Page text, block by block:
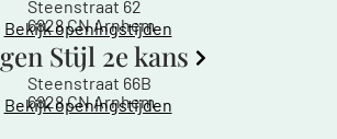
Steenstraat 62
6828 CN Arnhem
Bekijk openingstijden
Stijl 2e kans
Steenstraat 66B
6828 CN Arnhem
Bekijk openingstijden